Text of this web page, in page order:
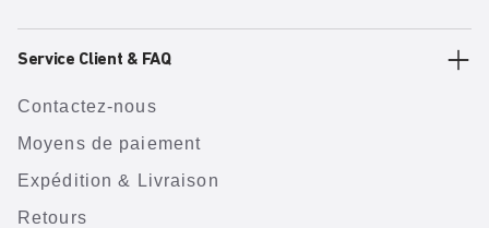
Service Client & FAQ
Contactez-nous
Moyens de paiement
Expédition & Livraison
Retours